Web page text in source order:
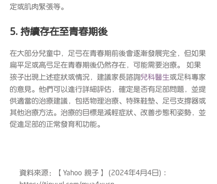
定或肌肉緊張等。
5. 持續存在至青春期後
在大部分兒童中，足弓在青春期前後會逐漸發展完全，但如果
扁平足或高弓足在青春期後仍然存在，可能需要治療。 如果
孩子出現上述症狀或情況，建議家長諮詢兒科醫生或足科專家
的意見。他們可以進行詳細評估，確定是否有足部問題，並提
供適當的治療建議，包括物理治療、特殊鞋墊、足弓支撐器或
其他治療方法。治療的目標是減輕症狀、改善步態和姿勢，並
促進足部的正常發育和功能。
資料來源：【Yahoo 親子】 (2024年4月4日) :